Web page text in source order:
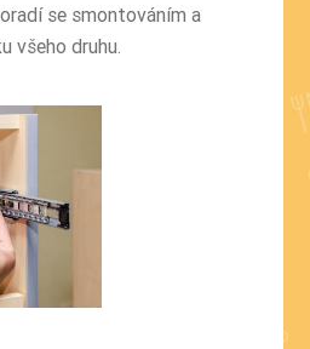
se smontováním a
všeho druhu.